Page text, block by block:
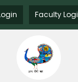
Faculty